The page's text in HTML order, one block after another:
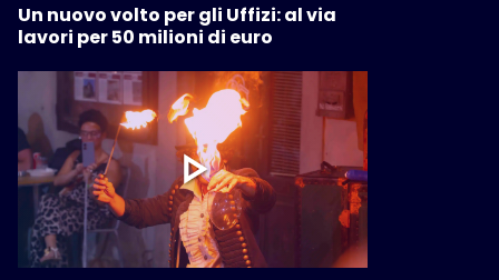
Un nuovo volto per gli Uffizi: al via
lavori per 50 milioni di euro